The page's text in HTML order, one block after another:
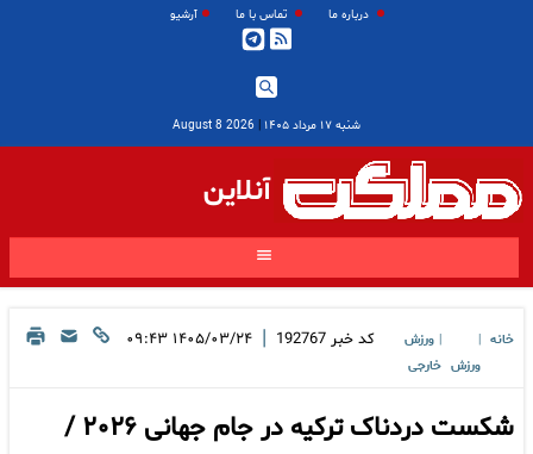
درباره ما تماس با ما آرشیو
شنبه ۱۷ مرداد ۱۴۰۵ |
2026 August 8
آنلاین
خانه
ورزش
ورزش
خارجی
کد خبر 192767
| ۱۴۰۵/۰۳/۲۴ ۰۹:۴۳
شکست دردناک ترکیه در جام جهانی ۲۰۲۶ /